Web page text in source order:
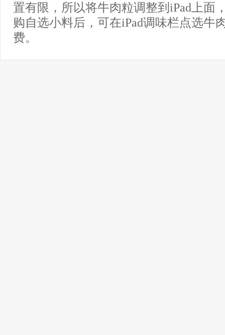
置有限，所以将牛肉粒调整到iPad上面
购自选小料后，可在iPad调味栏点选牛
费。